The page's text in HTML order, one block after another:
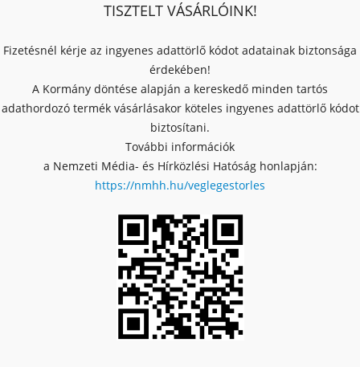
TISZTELT VÁSÁRLÓINK!
Fizetésnél kérje az ingyenes adattörlő kódot adatainak biztonsága
érdekében!
A Kormány döntése alapján a kereskedő minden tartós
adathordozó termék vásárlásakor köteles ingyenes adattörlő kódot
biztosítani.
További információk
a Nemzeti Média- és Hírközlési Hatóság honlapján:
https://nmhh.hu/veglegestorles